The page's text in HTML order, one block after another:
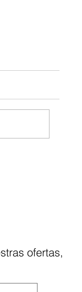
ofertas,